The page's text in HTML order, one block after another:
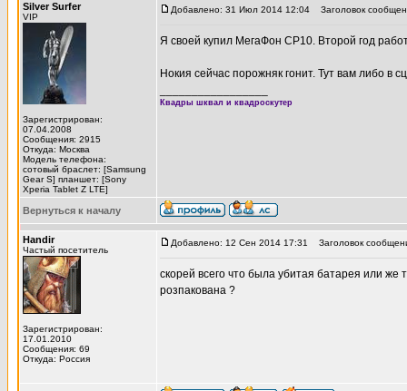
Silver Surfer
VIP
Зарегистрирован:
07.04.2008
Сообщения: 2915
Откуда: Москва
Модель телефона:
сотовый браслет: [Samsung
Gear S] планшет: [Sony
Xperia Tablet Z LTE]
Добавлено: 31 Июл 2014 12:04 Заголовок
Я своей купил МегаФон CP10. Второй год
Нокия сейчас порожняк гонит. Тут вам либо в
Квадры шквал и квадроскутер
Вернуться к началу
Handir
Частый посетитель
Зарегистрирован:
17.01.2010
Сообщения: 69
Откуда: Россия
Добавлено: 12 Сен 2014 17:31 Заголовок
скорей всего что была убитая батарея или же
розпакована ?